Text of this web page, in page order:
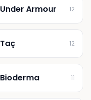
Under Armour 12
Taç 12
Bioderma 11